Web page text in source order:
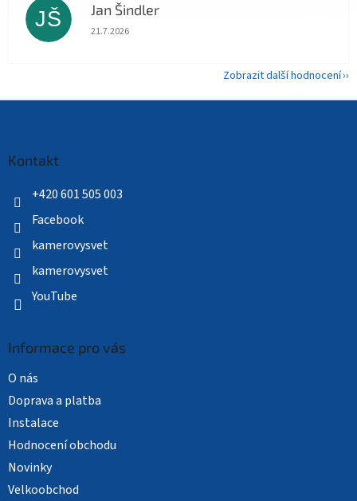
JŠ Jan Šindler
Hodnocení obchodu je 5 z 5 hvězdiček.
21.7.2026
Zobrazit další hodnocení
Kontakt
+420 601 505 003
Facebook
kamerovysvet
kamerovysvet
YouTube
Informace pro vás
O nás
Doprava a platba
Instalace
Hodnocení obchodu
Novinky
Velkoobchod